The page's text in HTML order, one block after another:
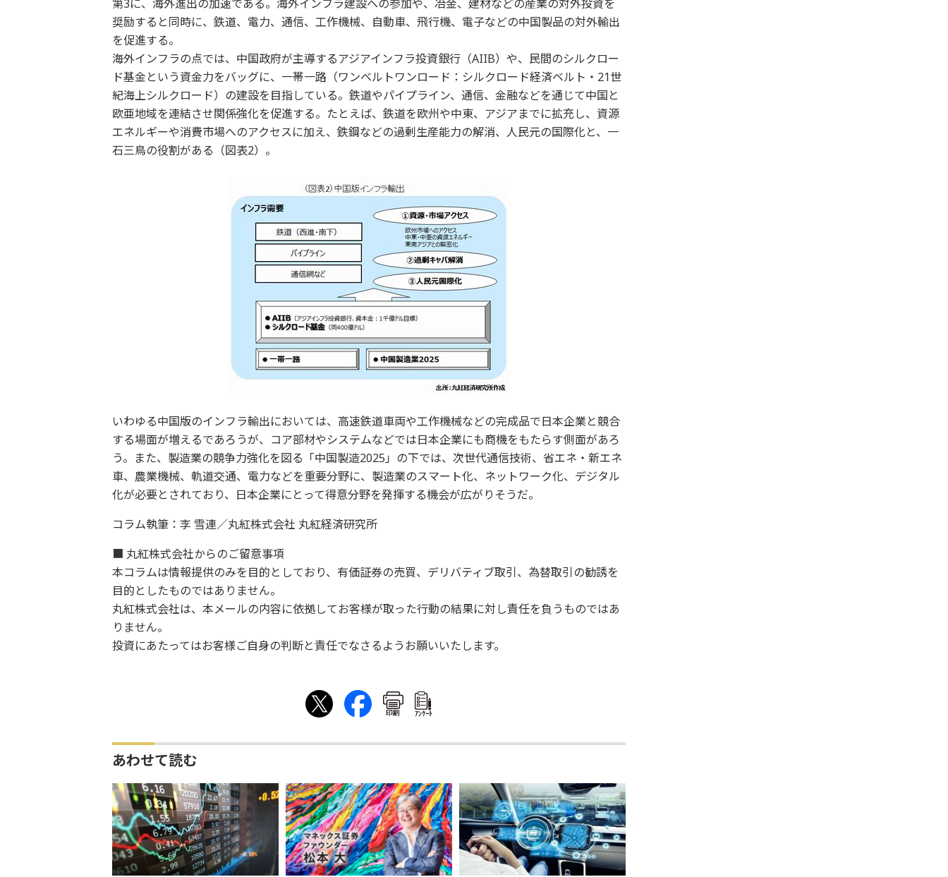
第3に、海外進出の加速である。海外インフラ建設への参加や、冶金、建材などの産業の対外投資を
奨励すると同時に、鉄道、電力、通信、工作機械、自動車、飛行機、電子などの中国製品の対外輸出
を促進する。
海外インフラの点では、中国政府が主導するアジアインフラ投資銀行（AIIB）や、民間のシルクロー
ド基金という資金力をバッグに、一帯一路（ワンベルトワンロード：シルクロード経済ベルト・21世
紀海上シルクロード）の建設を目指している。鉄道やパイプライン、通信、金融などを通じて中国と
欧亜地域を連結させ関係強化を促進する。たとえば、鉄道を欧州や中東、アジアまでに拡充し、資源
エネルギーや消費市場へのアクセスに加え、鉄鋼などの過剰生産能力の解消、人民元の国際化と、一
石三鳥の役割がある（図表2）。
いわゆる中国版のインフラ輸出においては、高速鉄道車両や工作機械などの完成品で日本企業と競合
する場面が増えるであろうが、コア部材やシステムなどでは日本企業にも商機をもたらす側面があろ
う。また、製造業の競争力強化を図る「中国製造2025」の下では、次世代通信技術、省エネ・新エネ
車、農業機械、軌道交通、電力などを重要分野に、製造業のスマート化、ネットワーク化、デジタル
化が必要とされており、日本企業にとって得意分野を発揮する機会が広がりそうだ。
コラム執筆：李 雪連／丸紅株式会社 丸紅経済研究所
■ 丸紅株式会社からのご留意事項
本コラムは情報提供のみを目的としており、有価証券の売買、デリバティブ取引、為替取引の勧誘を
目的としたものではありません。
丸紅株式会社は、本メールの内容に依拠してお客様が取った行動の結果に対し責任を負うものではあ
りません。
投資にあたってはお客様ご自身の判断と責任でなさるようお願いいたします。
印刷 ｱﾝｹｰﾄ
あわせて読む